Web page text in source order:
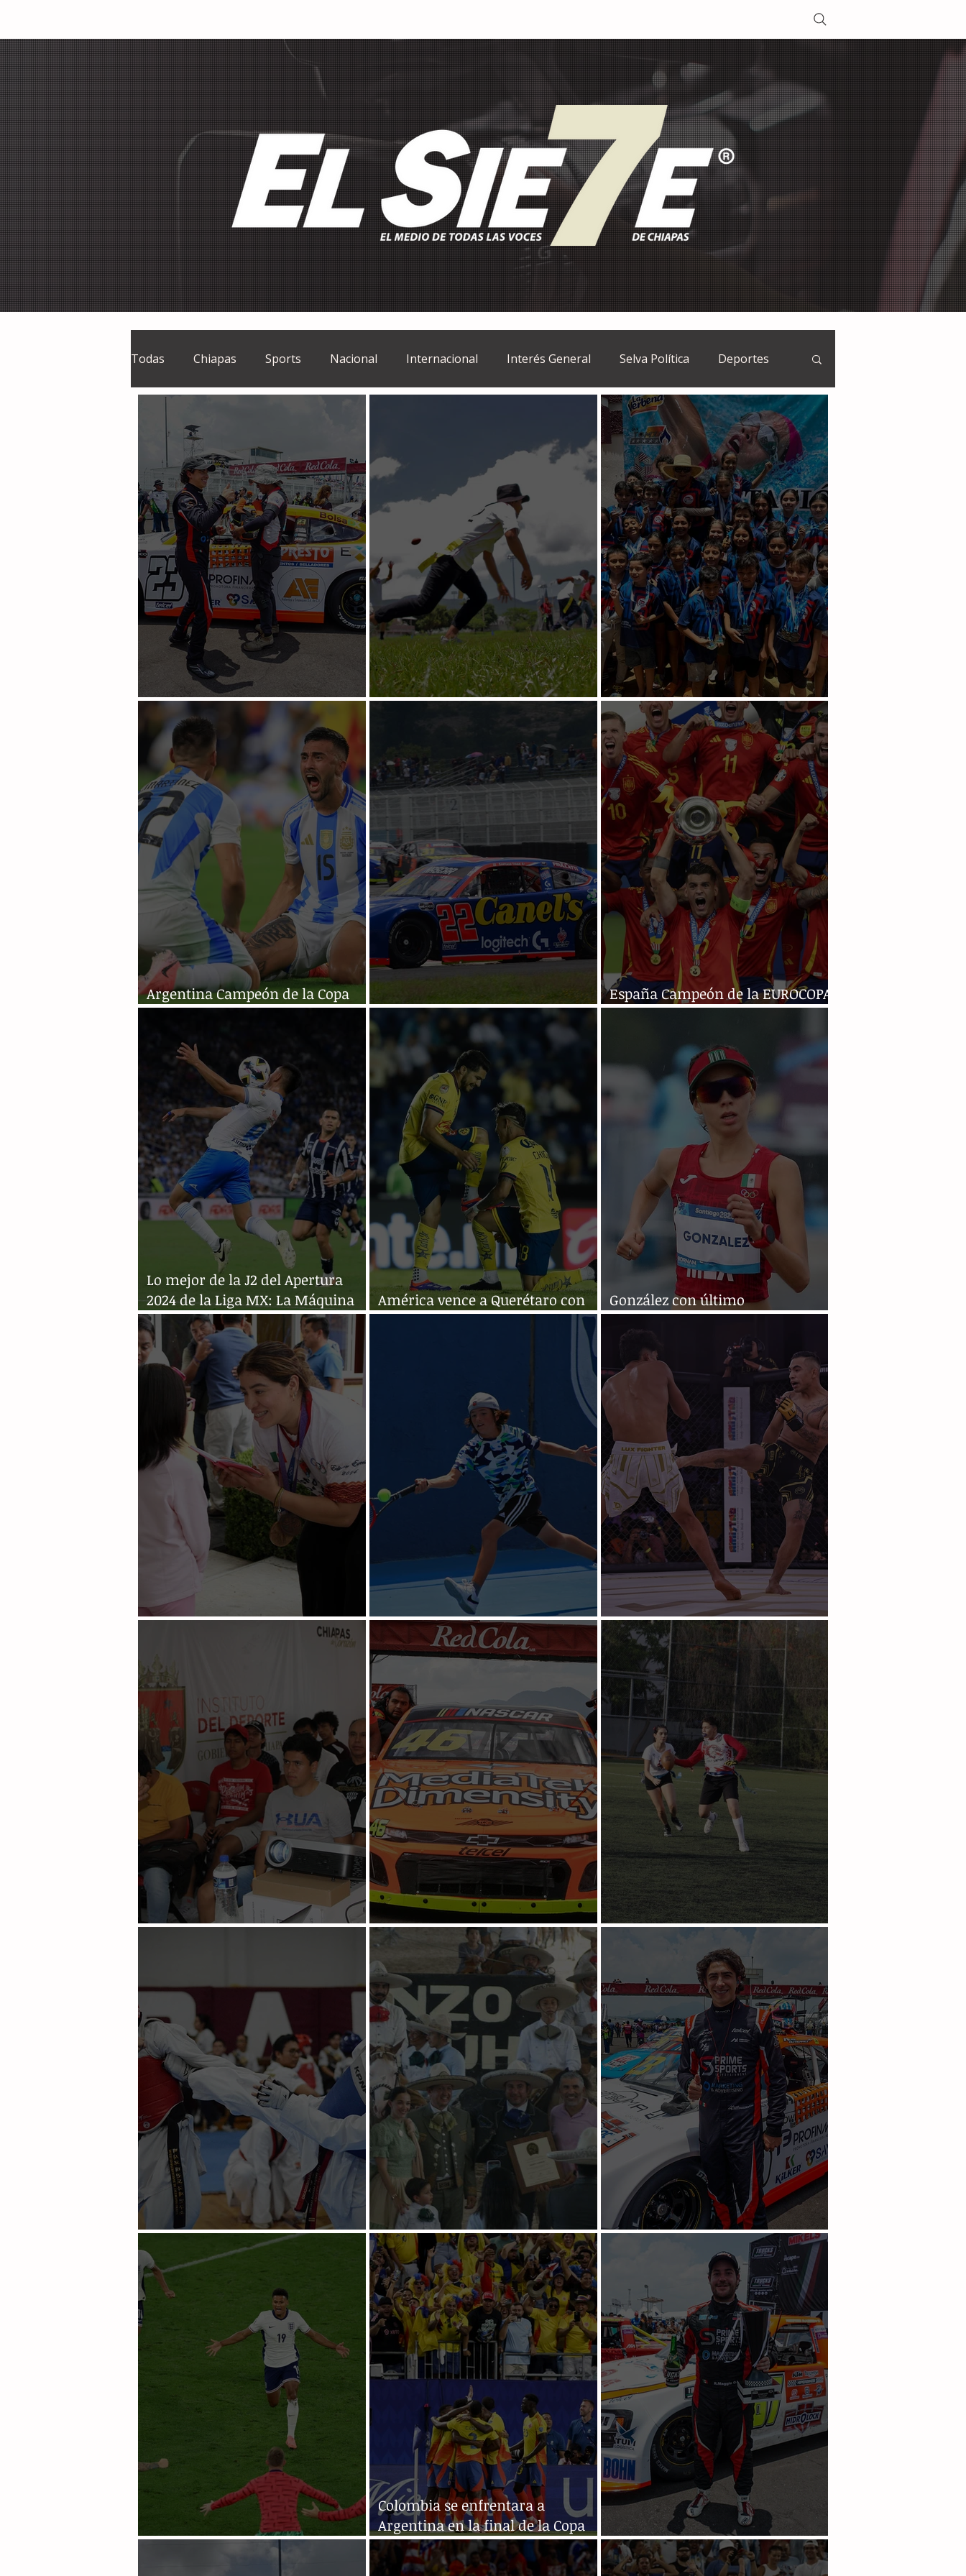
Todas Chiapas Sports Nacional Internacional Interés General Selva Política Deportes
Tragedia Guatemala
Grupo Financiero Continental
Gutiérrez cerca del top ten Llevan tocho a CRS Cumplen en Copa Maya
Argentina Campeón de la Copa
América 2024
Tovar recupera puestos
España Campeón de la EUROCOPA
2024
Lo mejor de la J2 del Apertura
2024 de la Liga MX: La Máquina
impone autoridad
América vence a Querétaro con
doblete de Henry Martín
González con último
campamento
Conviven en San Cristóbal Tendrán curso vacacional “Perú” Núñez por nocaut
Certifican a casi 40 Vences acarició el pódium Semifinales a la cancha
Vuelve la Copa a Tuxtla Definen títulos estatales Gutiérrez no pudo en Puebla
Inglaterra se enfrentara a España
Colombia se enfrentara a
Argentina en la final de la Copa
América
Maggio a pódium en Puebla